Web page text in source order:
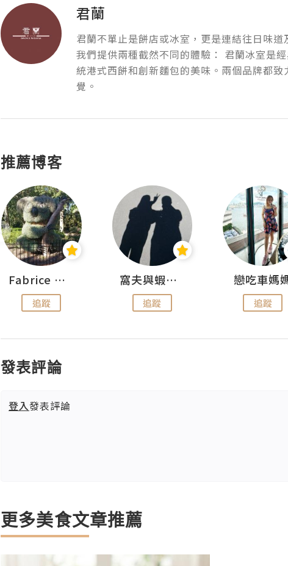
君蘭
君蘭不單止是餅店或冰室，更是連結往日味道
我們提供兩種截然不同的體驗： 君蘭冰室是
統港式西餅和創新麵包的美味。兩個品牌都
覺。
推薦博客
Fabrice 嚐味
追蹤
窩夫與蝦子餅
追蹤
戀吃車媽
追蹤
發表評論
登入發表評論
更多美食文章推薦